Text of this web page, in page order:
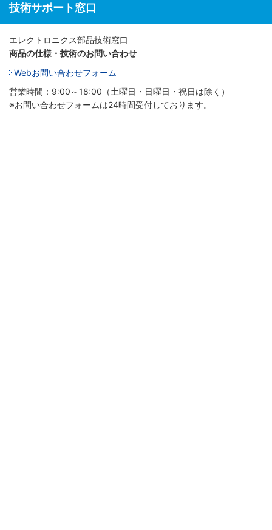
技術サポート窓口
エレクトロニクス部品技術窓口
商品の仕様・技術のお問い合わせ
Webお問い合わせフォーム
営業時間：9:00～18:00（土曜日・日曜日・祝日は除く）
※お問い合わせフォームは24時間受付しております。